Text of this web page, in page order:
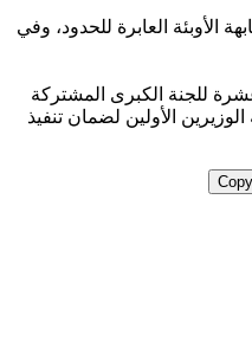
الأوبئة العابرة للحدود، وفي
للجنة الكبرى المشتركة
خلال 2026 برئاسة الوزيرين الأولين لضمان تنفيذ
Copy